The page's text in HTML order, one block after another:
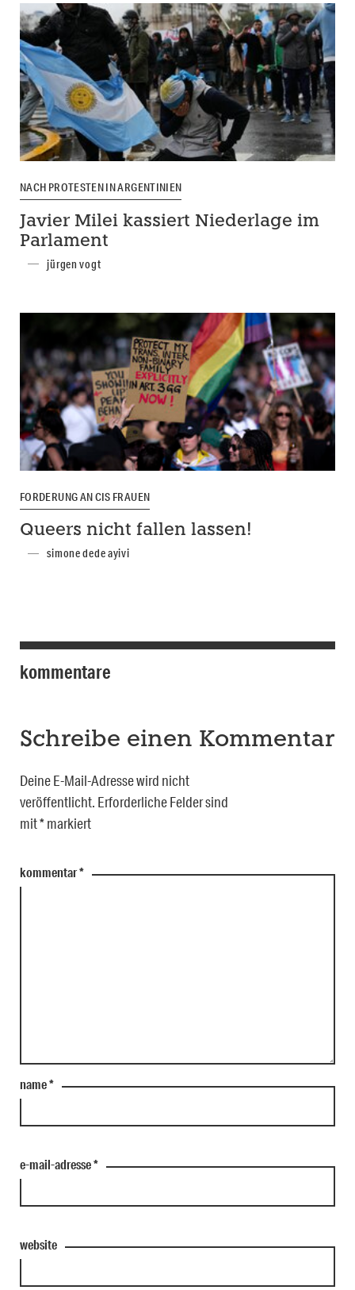
NACH PROTESTEN IN ARGENTINIEN
Javier Milei kassiert Niederlage im
Parlament
jürgen vogt
FORDERUNG AN CIS FRAUEN
Queers nicht fallen lassen!
simone dede ayivi
kommentare
Schreibe einen Kommentar
Deine E-Mail-Adresse wird nicht
veröffentlicht. Erforderliche Felder sind
mit*markiert
kommentar*
name*
e-mail-adresse*
website